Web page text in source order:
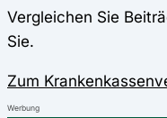
Vergleichen Sie
Sie.
Zum
Werbung